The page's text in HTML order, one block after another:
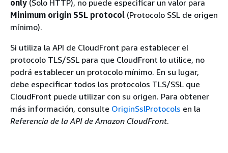
only (Solo HTTP), no puede especificar un valor para
Minimum origin SSL protocol (Protocolo SSL de origen
mínimo).
Si utiliza la API de CloudFront para establecer el
protocolo TLS/SSL para que CloudFront lo utilice, no
podrá establecer un protocolo mínimo. En su lugar,
debe especificar todos los protocolos TLS/SSL que
CloudFront puede utilizar con su origen. Para obtener
más información, consulte OriginSslProtocols en la
Referencia de la API de Amazon CloudFront.